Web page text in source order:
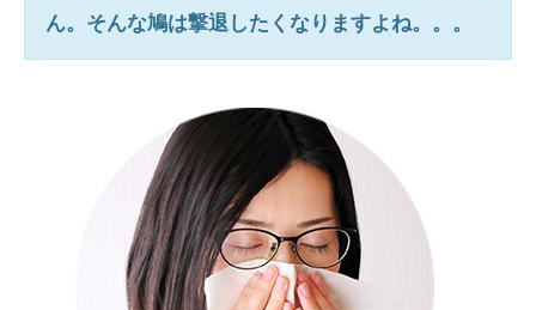
ん。そんな鳩は撃退したくなりますよね。。。